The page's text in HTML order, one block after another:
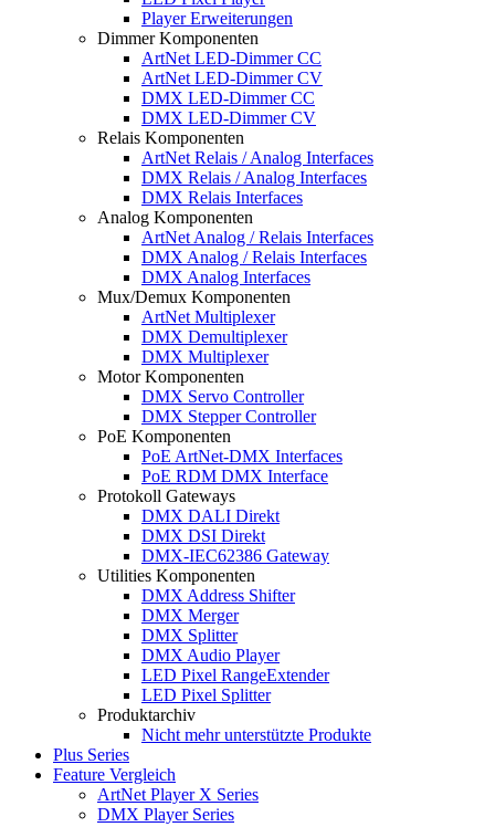
Player Erweiterungen
Dimmer Komponenten
ArtNet LED-Dimmer CC
ArtNet LED-Dimmer CV
DMX LED-Dimmer CC
DMX LED-Dimmer CV
Relais Komponenten
ArtNet Relais / Analog Interfaces
DMX Relais / Analog Interfaces
DMX Relais Interfaces
Analog Komponenten
ArtNet Analog / Relais Interfaces
DMX Analog / Relais Interfaces
DMX Analog Interfaces
Mux/Demux Komponenten
ArtNet Multiplexer
DMX Demultiplexer
DMX Multiplexer
Motor Komponenten
DMX Servo Controller
DMX Stepper Controller
PoE Komponenten
PoE ArtNet-DMX Interfaces
PoE RDM DMX Interface
Protokoll Gateways
DMX DALI Direkt
DMX DSI Direkt
DMX-IEC62386 Gateway
Utilities Komponenten
DMX Address Shifter
DMX Merger
DMX Splitter
DMX Audio Player
LED Pixel RangeExtender
LED Pixel Splitter
Produktarchiv
Nicht mehr unterstützte Produkte
Plus Series
Feature Vergleich
ArtNet Player X Series
DMX Player Series